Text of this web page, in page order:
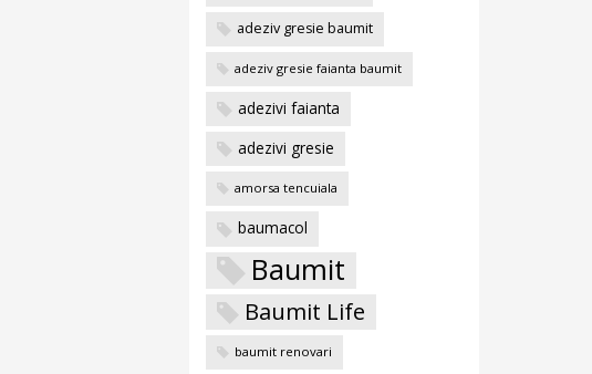
adeziv gresie baumit
adeziv gresie faianta baumit
adezivi faianta
adezivi gresie
amorsa tencuiala
baumacol
Baumit
Baumit Life
baumit renovari